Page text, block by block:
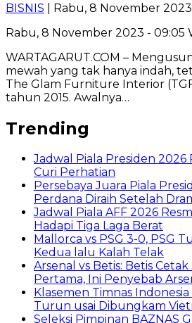
BISNIS | Rabu, 8 November
Rabu, 8 November 2023 - 09:05
WARTAGARUT.COM –
mewah yang tak hanya indah,
The Glam Furniture Interior
tahun 2015. Awalnya…
Trending
Jadwal Piala Presiden 2026
Curi Perhatian
Persebaya Juara Piala
Perdana Diraih Setelah
Jadwal Piala AFF 2026
Hadapi Tiga Laga Berat
Mallorca vs PSG 3-0, PSG
Kedua lalu Kalah Telak
Arsenal vs Betis: Betis
Pertama, Ini Penyebab
Klasemen Timnas
Turun usai Dibungkam
Seleksi Pimpinan BAZNAS